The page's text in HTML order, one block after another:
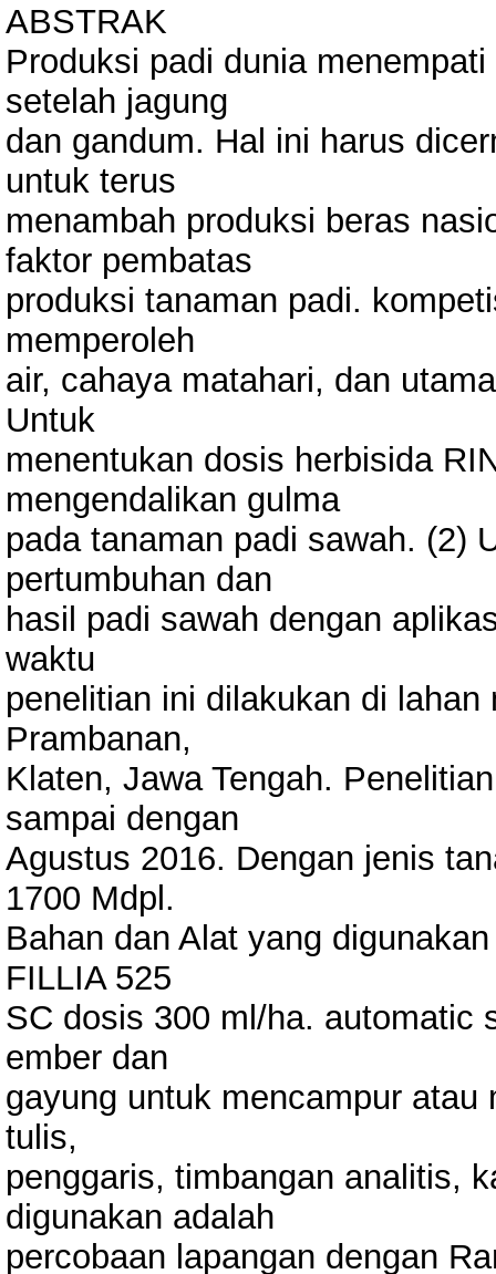
ABSTRAK
Produksi padi dunia
setelah jagung
dan gandum. Hal ini harus
untuk terus
menambah produksi beras
faktor pembatas
produksi tanaman padi.
memperoleh
air, cahaya matahari, dan
Untuk
menentukan dosis herbisida
mengendalikan gulma
pada tanaman padi sawah. (2)
pertumbuhan dan
hasil padi sawah dengan
waktu
penelitian ini dilakukan di
Prambanan,
Klaten, Jawa Tengah.
sampai dengan
Agustus 2016. Dengan jenis
1700 Mdpl.
Bahan dan Alat yang
FILLIA 525
SC dosis 300 ml/ha. automatic
ember dan
gayung untuk mencampur
tulis,
penggaris, timbangan analitis,
digunakan adalah
percobaan lapangan dengan